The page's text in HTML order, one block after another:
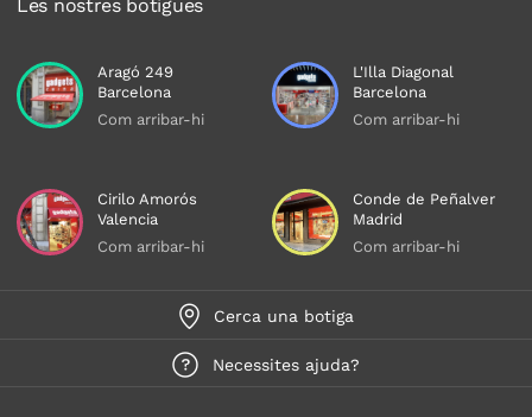
Les nostres botigues
Aragó 249
Barcelona
Com arribar-hi
L'Illa Diagonal
Barcelona
Com arribar-hi
Cirilo Amorós
Valencia
Com arribar-hi
Conde de Peñalver
Madrid
Com arribar-hi
Cerca una botiga
Necessites ajuda?